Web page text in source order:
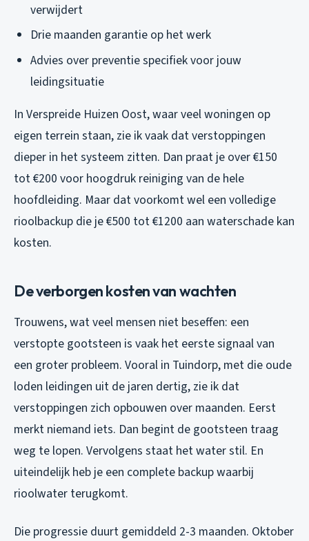
verwijdert
Drie maanden garantie op het werk
Advies over preventie specifiek voor jouw
leidingsituatie
In Verspreide Huizen Oost, waar veel woningen op
eigen terrein staan, zie ik vaak dat verstoppingen
dieper in het systeem zitten. Dan praat je over €150
tot €200 voor hoogdruk reiniging van de hele
hoofdleiding. Maar dat voorkomt wel een volledige
rioolbackup die je €500 tot €1200 aan waterschade kan
kosten.
De verborgen kosten van wachten
Trouwens, wat veel mensen niet beseffen: een
verstopte gootsteen is vaak het eerste signaal van
een groter probleem. Vooral in Tuindorp, met die oude
loden leidingen uit de jaren dertig, zie ik dat
verstoppingen zich opbouwen over maanden. Eerst
merkt niemand iets. Dan begint de gootsteen traag
weg te lopen. Vervolgens staat het water stil. En
uiteindelijk heb je een complete backup waarbij
rioolwater terugkomt.
Die progressie duurt gemiddeld 2-3 maanden. Oktober